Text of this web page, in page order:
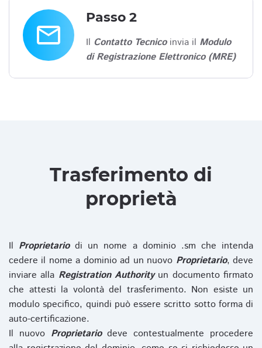
email
Passo 2
Il Contatto Tecnicoinvia il Modulo
di Registrazione Elettronico (MRE)
Trasferimento di
proprietà
Il Proprietariodi un nome a dominio .sm che intenda
cedere il nome a dominio ad un nuovo Proprietario, deve
inviare alla Registration Authorityun documento firmato
che attesti la volontà del trasferimento. Non esiste un
modulo specifico, quindi può essere scritto sotto forma di
auto-certificazione.
Il nuovo Proprietariodeve contestualmente procedere